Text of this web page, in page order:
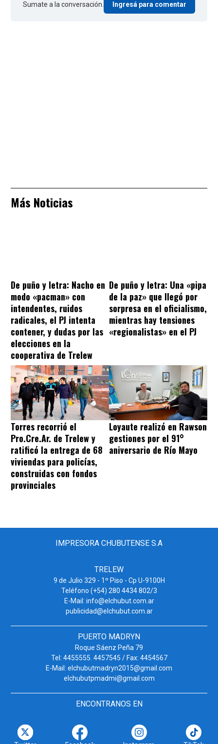
Sumate a la conversación. Ingresá para comentar
Más Noticias
De puño y letra: Nacho en
modo «pacman» con
intendentes, ruidos
radicales, el PJ intenta
contener, y dudas por las
elecciones en la
cooperativa de Trelew
De puño y letra: Una «pipa
de la paz» que llegó por
sorpresa en el oficialismo,
mientras hay tensiones
«regionalistas» en el PJ
Torres recorrió el
Pro.Cre.Ar. de Trelew y
ratificó la entrega de 68
viviendas para policías,
construidas con fondos
provinciales
Loyaute realizó en Rawson
gestiones por el 91°
aniversario de Río Mayo
IMPRESORA CHUBUTENSE S.A
TRELEW
9 de Julio 329 - 1º Piso - Cp U-9100H
Teléfono (+54) 280 4434 802/3
E-Mail: info@elchubut.com.ar
publicidad@elchubut.com.ar
PUERTO MADRYN
Roque Sáenz Peña 79
Tel: 4455555. 4457545 / Fax: 4454567
E-Mail: elchubutmadryn2015@gmail.com
elchubutpmadmi@gmail.com
ENCONTRANOS EN